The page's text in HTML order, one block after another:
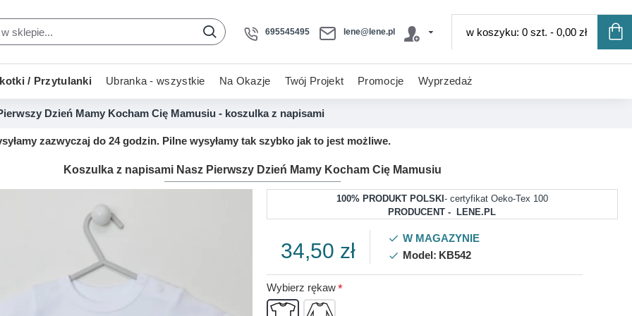
695545495 lene@lene.pl w koszyku: 0 szt. - 0,00 zł
/ Przytulanki Ubranka - wszystkie Na Okazje Twój Projekt Promocje Wyprzedaż
Dzień Mamy Kocham Cię Mamusiu - koszulka z napisami
zazwyczaj do 24 godzin. Pilne wysyłamy tak szybko jak to jest możliwe.
Koszulka z napisami Nasz Pierwszy Dzień Mamy Kocham Cię Mamusiu
100% PRODUKT POLSKI - certyfikat Oeko-Tex 100
PRODUCENT - LENE.PL
34,50 zł
W MAGAZYNIE
Model: KB542
Wybierz rękaw